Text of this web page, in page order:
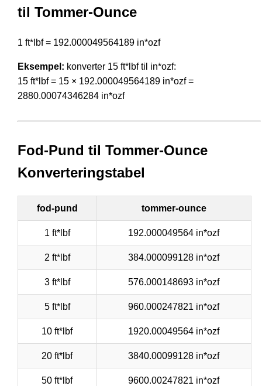
til Tommer-Ounce
1 ft*lbf = 192.000049564189 in*ozf
Eksempel: konverter 15 ft*lbf til in*ozf:
15 ft*lbf = 15 × 192.000049564189 in*ozf =
2880.00074346284 in*ozf
Fod-Pund til Tommer-Ounce
Konverteringstabel
fod-pund tommer-ounce
1 ft*lbf 192.000049564 in*ozf
2 ft*lbf 384.000099128 in*ozf
3 ft*lbf 576.000148693 in*ozf
5 ft*lbf 960.000247821 in*ozf
10 ft*lbf 1920.00049564 in*ozf
20 ft*lbf 3840.00099128 in*ozf
50 ft*lbf 9600.00247821 in*ozf